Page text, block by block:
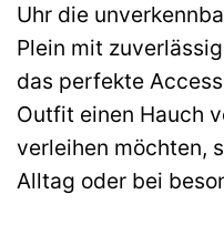
Uhr die
Plein mit
das perfekte
Outfit einen Hauch
verleihen möchten,
Alltag oder bei